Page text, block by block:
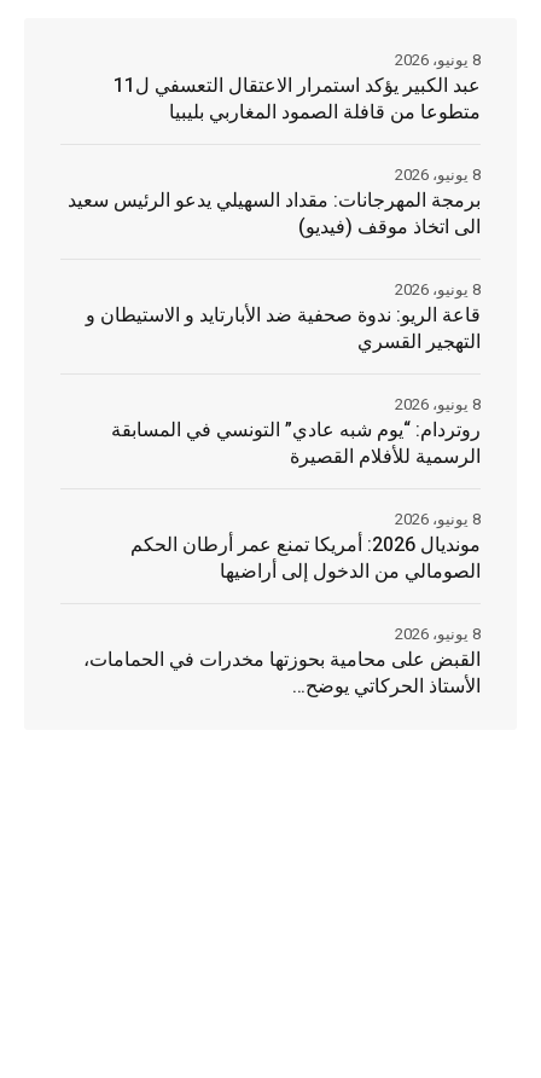
عبد الكبير يؤكد استمرار الاعتقال التعسفي ل11
متطوعا من قافلة الصمود المغاربي بليبيا
8 يونيو، 2026
برمجة المهرجانات: مقداد السهيلي يدعو الرئيس سعيد
الى اتخاذ موقف (فيديو)
8 يونيو، 2026
قاعة الريو: ندوة صحفية ضد الأبارتايد و الاستيطان و
التهجير القسري
8 يونيو، 2026
روتردام: “يوم شبه عادي” التونسي في المسابقة
الرسمية للأفلام القصيرة
8 يونيو، 2026
مونديال 2026: أمريكا تمنع عمر أرطان الحكم
الصومالي من الدخول إلى أراضيها
8 يونيو، 2026
القبض على محامية بحوزتها مخدرات في الحمامات،
الأستاذ الحركاتي يوضح…
8 يونيو، 2026